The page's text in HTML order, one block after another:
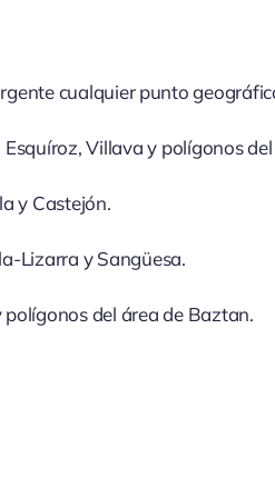
cualquier punto
Villava y polígonos
y Castejón.
Lizarra y Sangüesa.
del área de Baztan.